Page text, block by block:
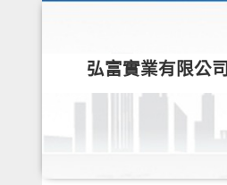
弘富實業有限公司